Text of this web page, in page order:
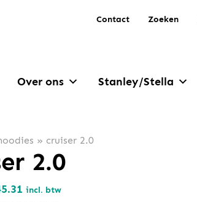
Contact Zoeken
Over ons Stanley/Stella
» cruiser 2.0
2.0
Prijsklasse:
incl. btw